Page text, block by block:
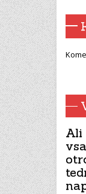
Ali